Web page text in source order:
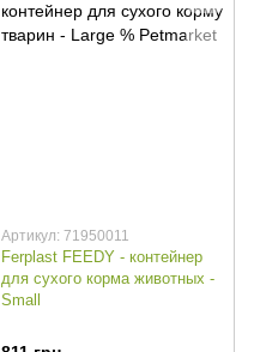
Артикул: 71950011
Ferplast FEEDY - контейнер
для сухого корма животных -
Small